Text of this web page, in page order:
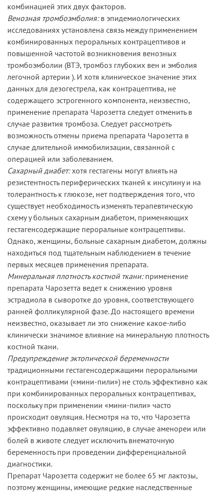
комбинацией этих двух факторов.
Венозная тромбоэмболия:в эпидемиологических
исследованиях установлена связь между применением
комбинированных пероральных контрацептивов и
повышенной частотой возникновения венозных
тромбоэмболии (ВТЭ, тромбоз глубоких вен и эмболия
легочной артерии ). И хотя клиническое значение этих
данных для дезогестрела, как контрацептива, не
содержащего эстрогенного компонента, неизвестно,
применение препарата Чарозетта следует отменить в
случае развития тромбоза. Следует рассмотреть
возможность отмены приема препарата Чарозетта в
случае длительной иммобилизации, связанной с
операцией или заболеванием.
Сахарный диабет:хотя гестагены могут влиять на
резистентность периферических тканей к инсулину и на
толерантность к глюкозе, нет подтверждения того, что
существует необходимость изменять терапевтическую
схему у больных сахарным диабетом, применяющих
гестагенсодержащие пероральные контрацептивы.
Однако, женщины, больные сахарным диабетом, должны
находиться под тщательным наблюдением в течение
первых месяцев применения препарата.
Минеральная плотность костной ткани:применение
препарата Чарозетта ведет к снижению уровня
эстрадиола в сыворотке до уровня, соответствующего
ранней фолликулярной фазе. До настоящего времени
неизвестно, оказывает ли это снижение какое-либо
клинически значимое влияние на минеральную плотность
костной ткани.
Предупреждение эктопической беременности
традиционными гестагенсодержащими пероральными
контрацептивами («мини-пили») не столь эффективно как
при комбинированных пероральных контрацептивах,
поскольку при применении «мини-пили» часто
происходит овуляция. Несмотря на то, что Чарозетта
эффективно подавляет овуляцию, в случае аменореи или
болей в животе следует исключить внематочную
беременность при проведении дифференциальной
диагностики.
Препарат Чарозетта содержит не более 65 мг лактозы,
поэтому женщины, имеющие редкие наследственные